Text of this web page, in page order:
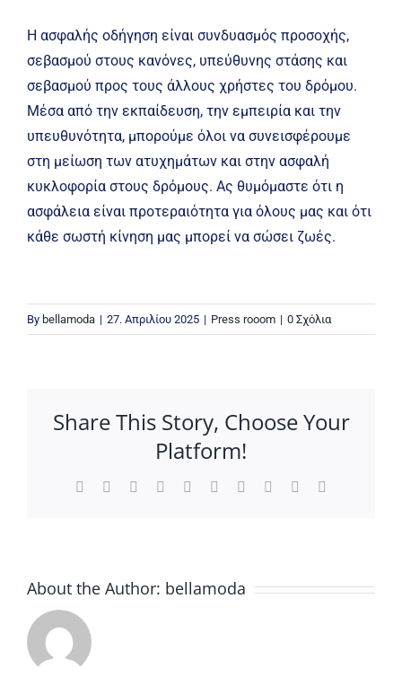
Η ασφαλής οδήγηση είναι συνδυασμός προσοχής,
σεβασμού στους κανόνες, υπεύθυνης στάσης και
σεβασμού προς τους άλλους χρήστες του δρόμου.
Μέσα από την εκπαίδευση, την εμπειρία και την
υπευθυνότητα, μπορούμε όλοι να συνεισφέρουμε
στη μείωση των ατυχημάτων και στην ασφαλή
κυκλοφορία στους δρόμους. Ας θυμόμαστε ότι η
ασφάλεια είναι προτεραιότητα για όλους μας και ότι
κάθε σωστή κίνηση μας μπορεί να σώσει ζωές.
By bellamoda | 27. Απριλίου 2025 | Press rooom | 0 Σχόλια
Share This Story, Choose Your
Platform!
Facebook Reddit LinkedInWhatsApp
TumblrPinterest Xing
About the Author: bellamoda